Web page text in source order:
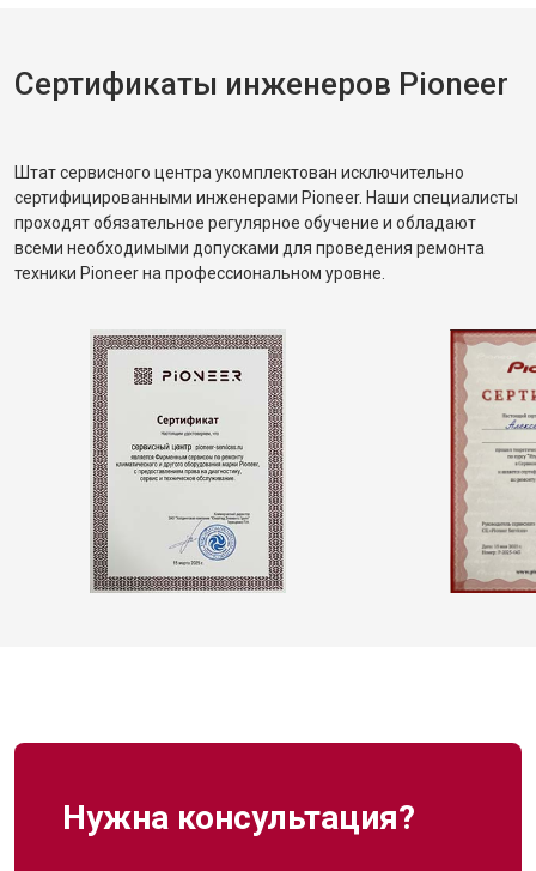
Сертификаты инженеров Pioneer
Штат сервисного центра укомплектован исключительно
сертифицированными инженерами Pioneer. Наши специалисты
проходят обязательное регулярное обучение и обладают
всеми необходимыми допусками для проведения ремонта
техники Pioneer на профессиональном уровне.
Нужна консультация?